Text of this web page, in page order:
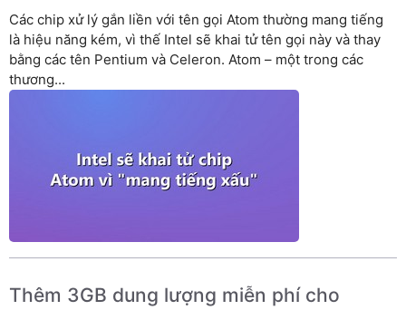
Các chip xử lý gắn liền với tên gọi Atom thường mang tiếng
là hiệu năng kém, vì thế Intel sẽ khai tử tên gọi này và thay
bằng các tên Pentium và Celeron. Atom – một trong các
thương...
Thêm 3GB dung lượng miễn phí cho